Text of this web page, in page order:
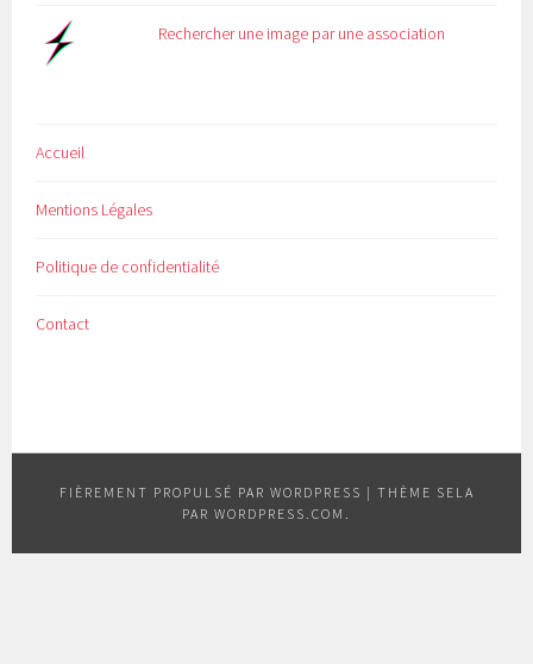
Rechercher une image par une association
Accueil
Mentions Légales
Politique de confidentialité
Contact
FIÈREMENT PROPULSÉ PAR WORDPRESS | THÈME SELA
PAR WORDPRESS.COM .